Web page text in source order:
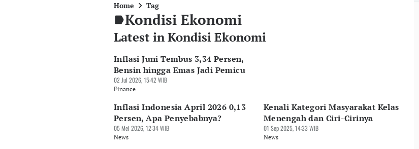
Home Tag
Kondisi Ekonomi
Latest in Kondisi Ekonomi
Inflasi Juni Tembus 3,34 Persen,
Bensin hingga Emas Jadi Pemicu
02 Jul 2026, 15:42 WIB
Finance
Inflasi Indonesia April 2026 0,13
Persen, Apa Penyebabnya?
05 Mei 2026, 12:34 WIB
News
Kenali Kategori Masyarakat Kelas
Menengah dan Ciri-Cirinya
01 Sep 2025, 14:33 WIB
News